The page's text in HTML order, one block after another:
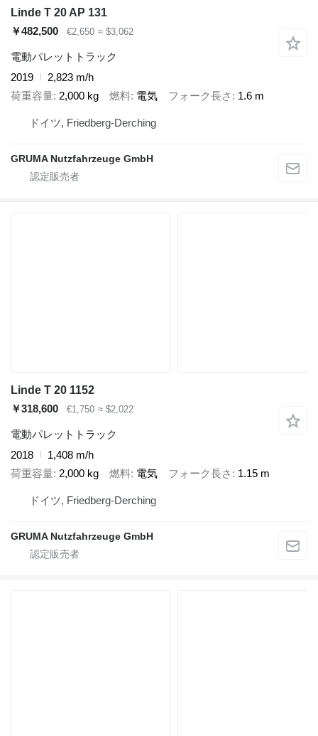
Linde T 20 AP 131
￥482,500
€2,650 ≈ $3,062
電動パレットトラック
2019
2,823 m/h
荷重容量 2,000 kg 燃料 電気 フォーク長さ 1.6 m
ドイツ, Friedberg-Derching
GRUMA Nutzfahrzeuge GmbH
Linde T 20 1152
￥318,600
€1,750 ≈ $2,022
電動パレットトラック
2018
1,408 m/h
荷重容量 2,000 kg 燃料 電気 フォーク長さ 1.15 m
ドイツ, Friedberg-Derching
GRUMA Nutzfahrzeuge GmbH